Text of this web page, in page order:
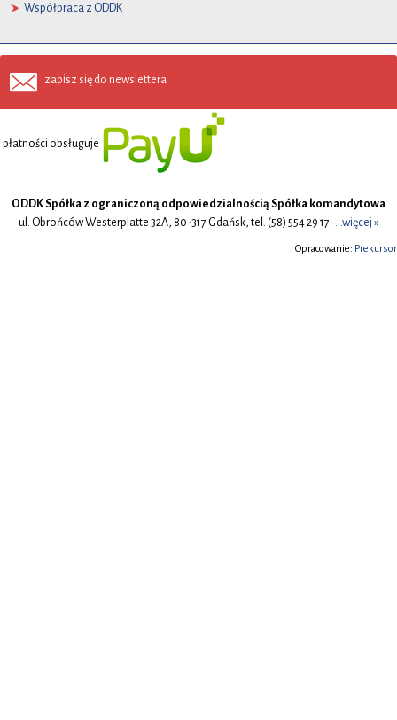
Współpraca z ODDK
zapisz się do newslettera
płatności obsługuje
ODDK Spółka z ograniczoną odpowiedzialnością Spółka komandytowa
ul. Obrońców Westerplatte 32A, 80-317 Gdańsk, tel. (58) 554 29 17 ...więcej »
Opracowanie: Prekursor